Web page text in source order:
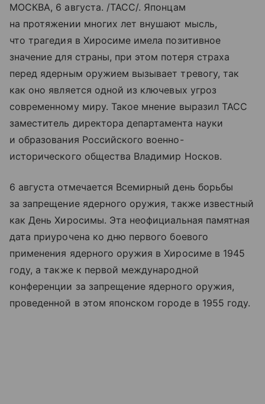
МОСКВА, 6 августа. /ТАСС/. Японцам
на протяжении многих лет внушают мысль,
что трагедия в Хиросиме имела позитивное
значение для страны, при этом потеря страха
перед ядерным оружием вызывает тревогу, так
как оно является одной из ключевых угроз
современному миру. Такое мнение выразил ТАСС
заместитель директора департамента науки
и образования Российского военно-
исторического общества Владимир Носков.
6 августа отмечается Всемирный день борьбы
за запрещение ядерного оружия, также известный
как День Хиросимы. Эта неофициальная памятная
дата приурочена ко дню первого боевого
применения ядерного оружия в Хиросиме в 1945
году, а также к первой международной
конференции за запрещение ядерного оружия,
проведенной в этом японском городе в 1955 году.